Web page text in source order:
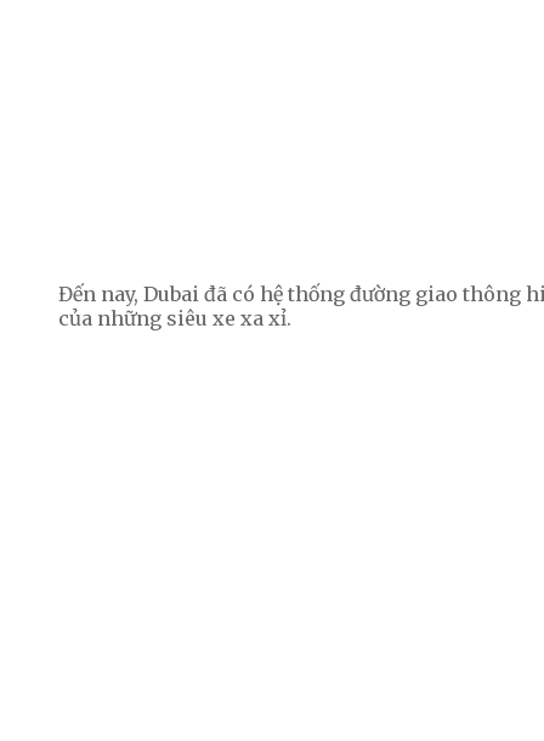
Đến nay, Dubai đã có hệ thống đường giao thông
của những siêu xe xa xỉ.